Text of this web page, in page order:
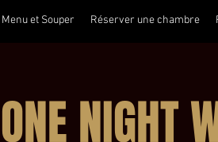
Menu et Souper Réserver une chambre
NIGHT